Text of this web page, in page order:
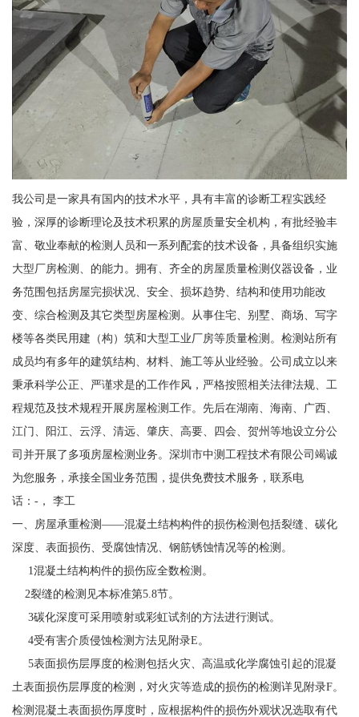
我公司是一家具有国内的技术水平，具有丰富的诊断工程实践经
验，深厚的诊断理论及技术积累的房屋质量安全机构，有批经验丰
富、敬业奉献的检测人员和一系列配套的技术设备，具备组织实施
大型厂房检测、的能力。拥有、齐全的房屋质量检测仪器设备，业
务范围包括房屋完损状况、安全、损坏趋势、结构和使用功能改
变、综合检测及其它类型房屋检测。从事住宅、别墅、商场、写字
楼等各类民用建（构）筑和大型工业厂房等质量检测。检测站所有
成员均有多年的建筑结构、材料、施工等从业经验。公司成立以来
秉承科学公正、严谨求是的工作作风，严格按照相关法律法规、工
程规范及技术规程开展房屋检测工作。先后在湖南、海南、广西、
江门、阳江、云浮、清远、肇庆、高要、四会、贺州等地设立分公
司并开展了多项房屋检测业务。深圳市中测工程技术有限公司竭诚
为您服务，承接全国业务范围，提供免费技术服务，联系电
话：-， 李工
一、房屋承重检测——混凝土结构构件的损伤检测包括裂缝、碳化
深度、表面损伤、受腐蚀情况、钢筋锈蚀情况等的检测。
1混凝土结构构件的损伤应全数检测。
2裂缝的检测见本标准第5.8节。
3碳化深度可采用喷射或彩虹试剂的方法进行测试。
4受有害介质侵蚀检测方法见附录E。
5表面损伤层厚度的检测包括火灾、高温或化学腐蚀引起的混凝
土表面损伤层厚度的检测，对火灾等造成的损伤的检测详见附录F。
检测混凝土表面损伤厚度时，应根据构件的损伤外观状况选取有代